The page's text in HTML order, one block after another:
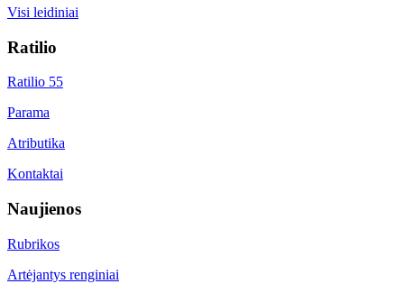
Visi leidiniai
Ratilio
Ratilio 55
Parama
Atributika
Kontaktai
Naujienos
Rubrikos
Artėjantys renginiai